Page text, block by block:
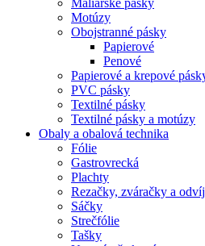
Maliarske pásky
Motúzy
Obojstranné pásky
Papierové
Penové
Papierové a krepové
PVC pásky
Textilné pásky
Textilné pásky a motúzy
Obaly a obalová technika
Fólie
Gastrovrecká
Plachty
Rezačky, zváračky a
Sáčky
Strečfólie
Tašky